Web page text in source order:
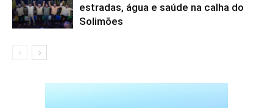
estradas, água e saúde na calha do
Solimões